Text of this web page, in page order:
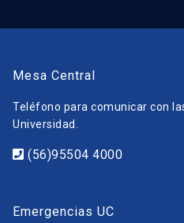
Mesa Central
Teléfono para comunicar con
Universidad.
(56)95504 4000
Emergencias UC